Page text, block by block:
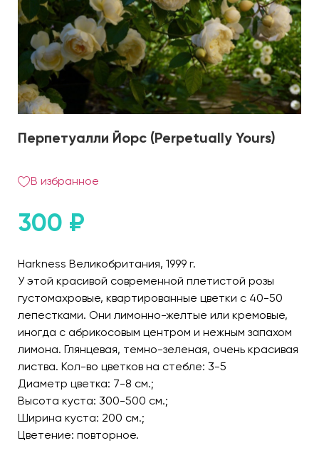
Перпетуалли Йорс (Perpetually Yours)
В избранное
300 ₽
Harkness Великобритания, 1999 г.
У этой красивой современной плетистой розы
густомахровые, квартированные цветки с 40-50
лепестками. Они лимонно-желтые или кремовые,
иногда с абрикосовым центром и нежным запахом
лимона. Глянцевая, темно-зеленая, очень красивая
листва. Кол-во цветков на стебле: 3-5
Диаметр цветка: 7-8 см.;
Высота куста: 300-500 см.;
Ширина куста: 200 см.;
Цветение: повторное.